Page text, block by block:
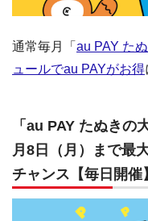
通常毎月「 au PAY た
ュールでau PAYがお得
「au PAY たぬきの
月8日（月）まで最
チャンス【毎日開催】